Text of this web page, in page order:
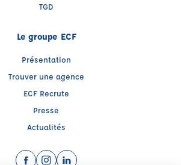
TGD
Le groupe ECF
Présentation
Trouver une agence
ECF Recrute
Presse
Actualités